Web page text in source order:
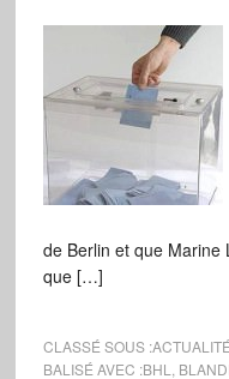
de Berlin et que Marine
que […]
CLASSÉ SOUS :
BALISÉ AVEC :BHL